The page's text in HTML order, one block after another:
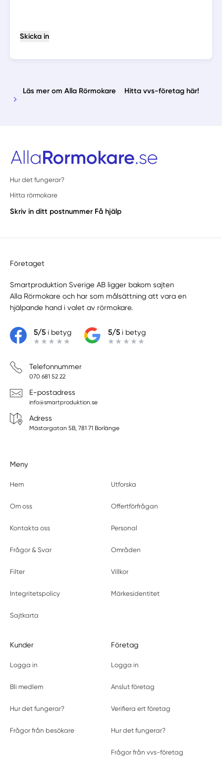
Skicka in
Läs mer om Alla Rörmokare Hitta vvs-företag här!
Hur det fungerar?
Hitta rörmokare
Skriv in ditt postnummer Få hjälp
Företaget
Smartproduktion Sverige AB ligger bakom sajten
Alla Rörmokare och har som målsättning att vara en
hjälpande hand i valet av rörmokare.
5/5i betyg 5/5i betyg
Telefonnummer
070 681 52 22
E-postadress
info@smartproduktion.se
Adress
Mästargatan 5B, 781 71 Borlänge
Meny
Hem Utforska
Om oss Offertförfrågan
Kontakta oss Personal
Frågor & Svar Områden
Filter Villkor
Integritetspolicy Märkesidentitet
Sajtkarta
Kunder
Logga in
Bli medlem
Hur det fungerar?
Frågor från besökare
Företag
Logga in
Anslut företag
Verifiera ert företag
Hur det fungerar?
Frågor från vvs-företag